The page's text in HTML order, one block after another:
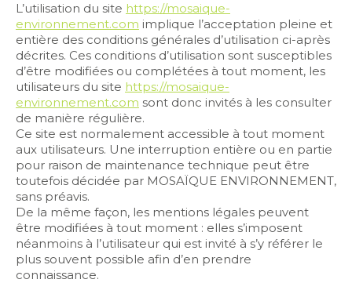
L’utilisation du site https://mosaique-
environnement.com implique l’acceptation pleine et
entière des conditions générales d’utilisation ci-après
décrites. Ces conditions d’utilisation sont susceptibles
d’être modifiées ou complétées à tout moment, les
utilisateurs du site https://mosaique-
environnement.com sont donc invités à les consulter
de manière régulière.
Ce site est normalement accessible à tout moment
aux utilisateurs. Une interruption entière ou en partie
pour raison de maintenance technique peut être
toutefois décidée par MOSAÏQUE ENVIRONNEMENT,
sans préavis.
De la même façon, les mentions légales peuvent
être modifiées à tout moment : elles s’imposent
néanmoins à l’utilisateur qui est invité à s’y référer le
plus souvent possible afin d’en prendre
connaissance.